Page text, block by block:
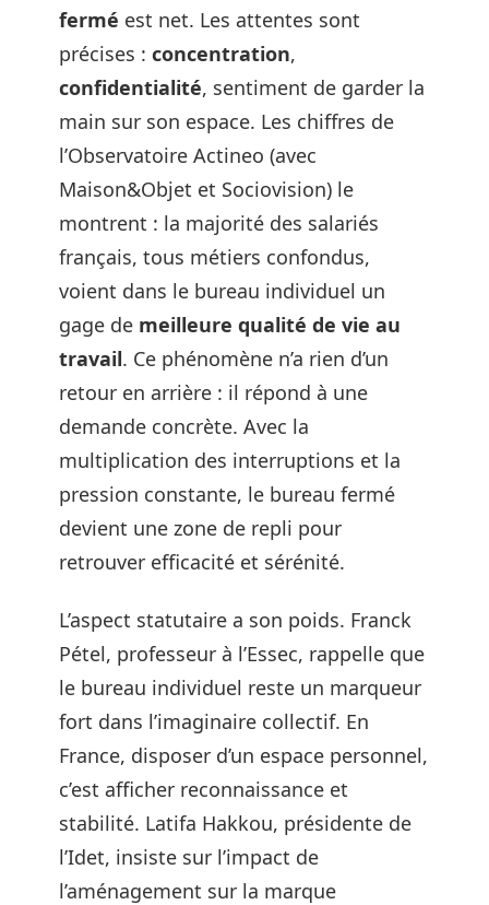
fermé est net. Les attentes sont
précises : concentration,
confidentialité, sentiment de garder la
main sur son espace. Les chiffres de
l’Observatoire Actineo (avec
Maison&Objet et Sociovision) le
montrent : la majorité des salariés
français, tous métiers confondus,
voient dans le bureau individuel un
gage de meilleure qualité de vie au
travail. Ce phénomène n’a rien d’un
retour en arrière : il répond à une
demande concrète. Avec la
multiplication des interruptions et la
pression constante, le bureau fermé
devient une zone de repli pour
retrouver efficacité et sérénité.
L’aspect statutaire a son poids. Franck
Pétel, professeur à l’Essec, rappelle que
le bureau individuel reste un marqueur
fort dans l’imaginaire collectif. En
France, disposer d’un espace personnel,
c’est afficher reconnaissance et
stabilité. Latifa Hakkou, présidente de
l’Idet, insiste sur l’impact de
l’aménagement sur la marque